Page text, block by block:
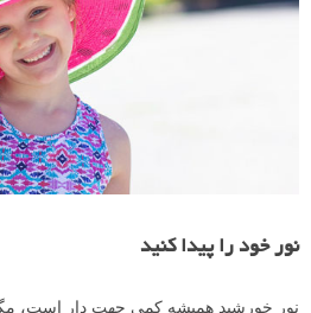
نور خود را پیدا کنید
نور خورشید همیشه کمی جهت دار است،